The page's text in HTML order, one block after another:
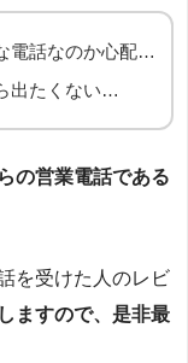
電話なのか心配…
出たくない…
の営業電話である
を受けた人のレビ
ますので、是非最